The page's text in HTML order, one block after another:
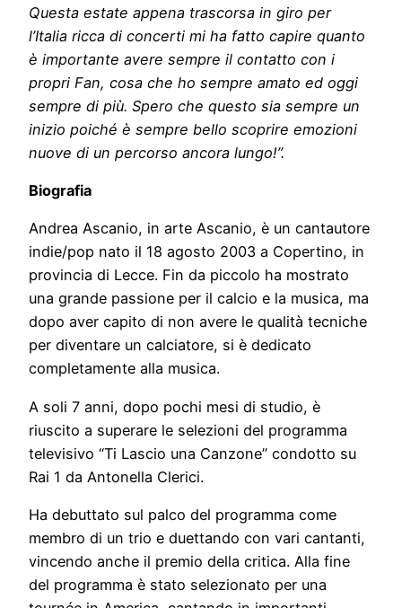
Questa estate appena trascorsa in giro per
l’Italia ricca di concerti mi ha fatto capire quanto
è importante avere sempre il contatto con i
propri Fan, cosa che ho sempre amato ed oggi
sempre di più. Spero che questo sia sempre un
inizio poiché è sempre bello scoprire emozioni
nuove di un percorso ancora lungo!”.
Biografia
Andrea Ascanio, in arte Ascanio, è un cantautore
indie/pop nato il 18 agosto 2003 a Copertino, in
provincia di Lecce. Fin da piccolo ha mostrato
una grande passione per il calcio e la musica, ma
dopo aver capito di non avere le qualità tecniche
per diventare un calciatore, si è dedicato
completamente alla musica.
A soli 7 anni, dopo pochi mesi di studio, è
riuscito a superare le selezioni del programma
televisivo “Ti Lascio una Canzone” condotto su
Rai 1 da Antonella Clerici.
Ha debuttato sul palco del programma come
membro di un trio e duettando con vari cantanti,
vincendo anche il premio della critica. Alla fine
del programma è stato selezionato per una